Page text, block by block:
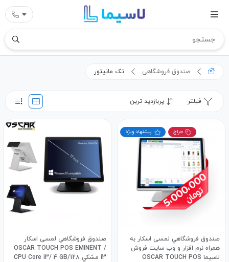
صندوق فروشگاهی تک مانیتور
فیلتر پربازدید ترین
حراج پیشنهاد ویژه
صندوق فروشگاهي لمسی اسکار به
همراه نرم افزار و وب سایت فروش
لاسیما OSCAR TOUCH POS
صندوق فروشگاهي لمسی اسکار
OSCAR TOUCH POS EMINENT /
i3 مشكي CPU Core i3/ 4 GB/128